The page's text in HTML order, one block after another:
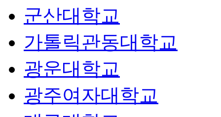
군산대학교
가톨릭관동대학교
광운대학교
광주여자대학교